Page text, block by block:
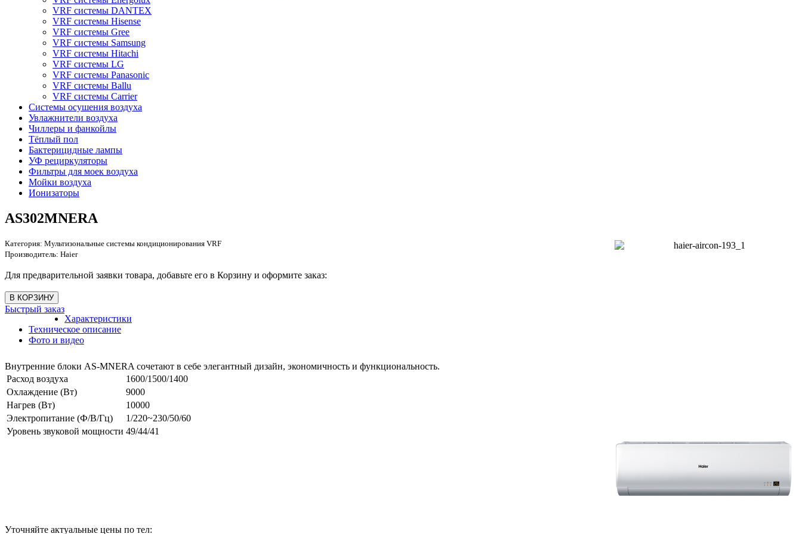
VRF системы DANTEX
VRF системы Hisense
VRF системы Gree
VRF системы Samsung
VRF системы Hitachi
VRF системы LG
VRF системы Panasonic
VRF системы Ballu
VRF системы Carrier
Системы осушения воздуха
Увлажнители воздуха
Чиллеры и фанкойлы
Тёплый пол
Бактерицидные лампы
УФ рециркуляторы
Фильтры для моек воздуха
Мойки воздуха
Ионизаторы
AS302MNERA
Категория: Мультизональные системы кондиционирования VRF
Производитель: Haier
Для предварительной заявки товара, добавьте его в Корзину и оформите заказ:
Быстрый заказ
Характеристики
Техническое описание
Фото и видео
Внутренние блоки AS-MNERA сочетают в себе элегантный дизайн, экономичность и функциональность.
Расход воздуха
1600/1500/1400
Охлаждение (Вт)
9000
Нагрев (Вт)
10000
Электропитание (Ф/В/Гц)
1/220~230/50/60
Уровень звуковой мощности 49/44/41
Уточняйте актуальные цены по тел: